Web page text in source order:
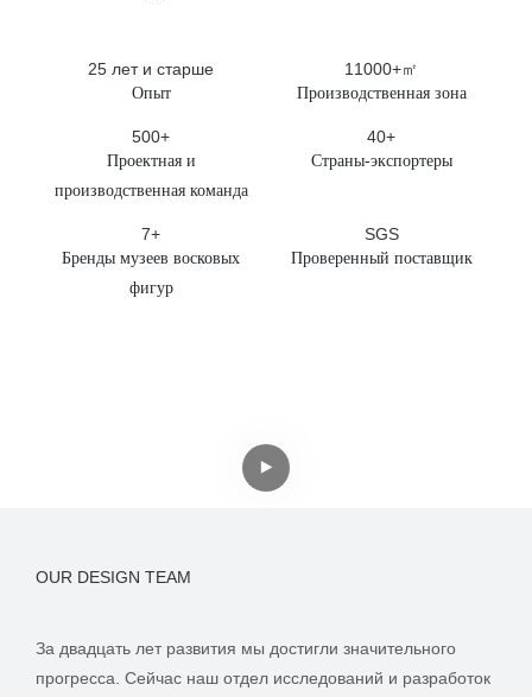
25 лет и старше
Опыт
11000+㎡
Производственная зона
500+
Проектная и
производственная команда
40+
Страны-экспортеры
7+
Бренды музеев восковых
фигур
SGS
Проверенный поставщик
OUR DESIGN TEAM
За двадцать лет развития мы достигли значительного
прогресса. Сейчас наш отдел исследований и разработок